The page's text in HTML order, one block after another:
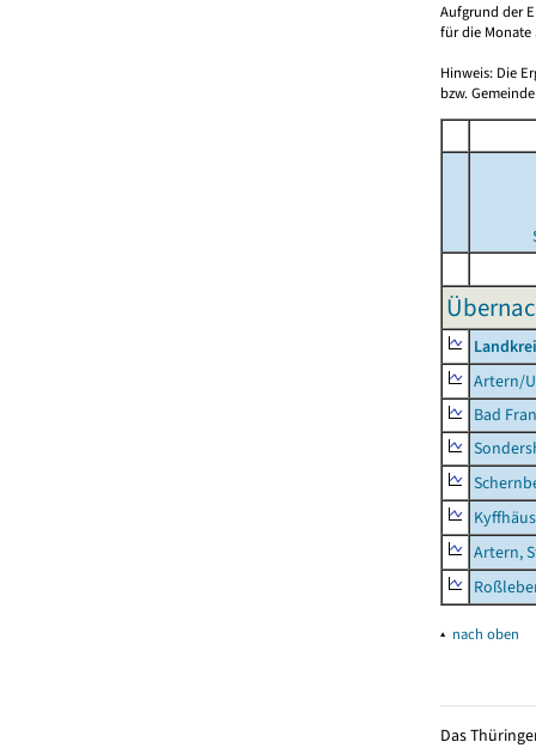
Aufgrund der
für die Monate
Hinweis: Die
bzw.
Artern/
Bad
Artern,
▴ nach oben
Das